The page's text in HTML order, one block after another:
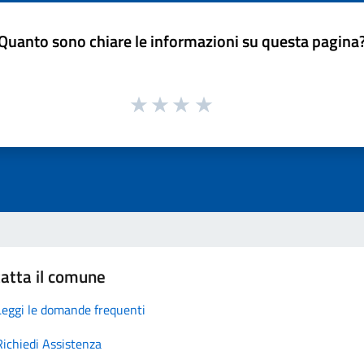
sono chiare le informazioni su questa
il comune
le domande frequenti
Assistenza